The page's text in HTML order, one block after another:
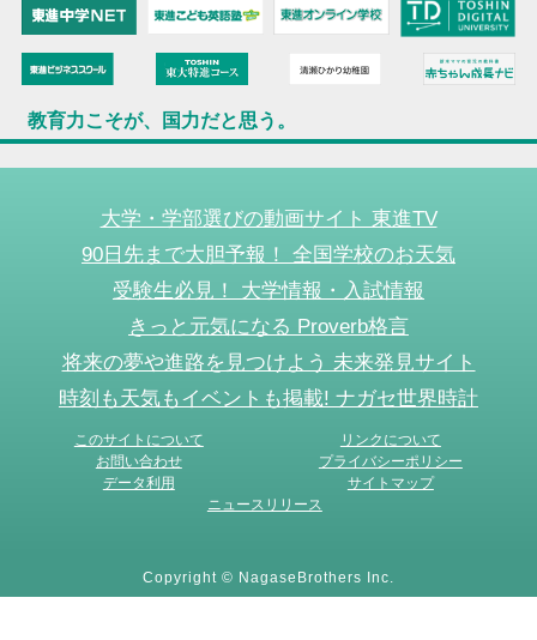
教育力こそが、国力だと思う。
大学・学部選びの動画サイト 東進TV
90日先まで大胆予報！ 全国学校のお天気
受験生必見！ 大学情報・入試情報
きっと元気になる Proverb格言
将来の夢や進路を見つけよう 未来発見サイト
時刻も天気もイベントも掲載! ナガセ世界時計
このサイトについて
リンクについて
お問い合わせ
プライバシーポリシー
データ利用
サイトマップ
ニュースリリース
Copyright © NagaseBrothers Inc.